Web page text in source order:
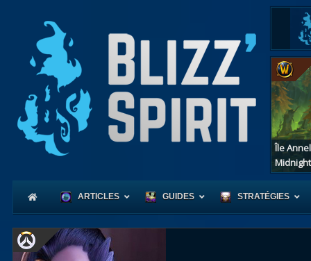
Île
Midnight
ARTICLES GUIDES STRATÉGIES